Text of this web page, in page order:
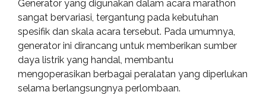
Generator yang digunakan dalam acara marathon
sangat bervariasi, tergantung pada kebutuhan
spesifik dan skala acara tersebut. Pada umumnya,
generator ini dirancang untuk memberikan sumber
daya listrik yang handal, membantu
mengoperasikan berbagai peralatan yang diperlukan
selama berlangsungnya perlombaan.